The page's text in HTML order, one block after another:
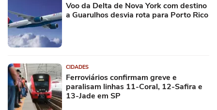
Voo da Delta de Nova York com destino
a Guarulhos desvia rota para Porto Rico
CIDADES
Ferroviários confirmam greve e
paralisam linhas 11-Coral, 12-Safira e
13-Jade em SP